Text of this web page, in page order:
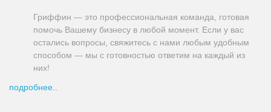
Гриффин — это профессиональная команда, готовая
помочь Вашему бизнесу в любой момент. Если у вас
остались вопросы, свяжитесь с нами любым удобным
способом — мы с готовностью ответим на каждый из
них!
подробнее..